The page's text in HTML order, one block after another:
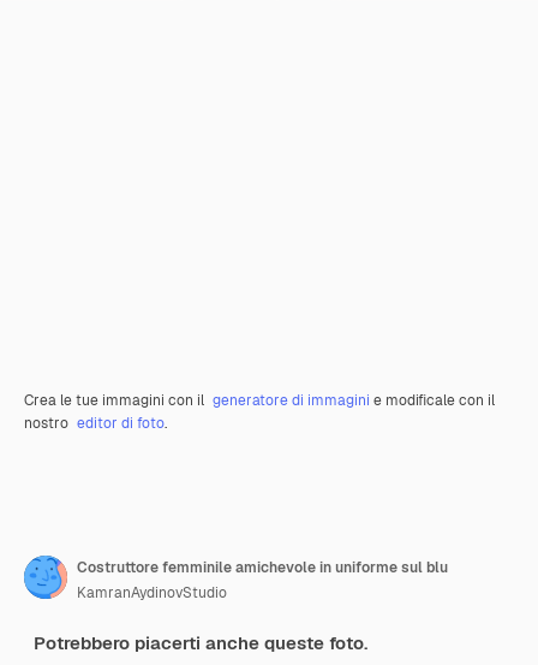
Crea le tue immagini con il generatore di immagini e modificale con il
nostro editor di foto.
Costruttore femminile amichevole in uniforme sul blu
KamranAydinovStudio
Potrebbero piacerti anche queste foto.